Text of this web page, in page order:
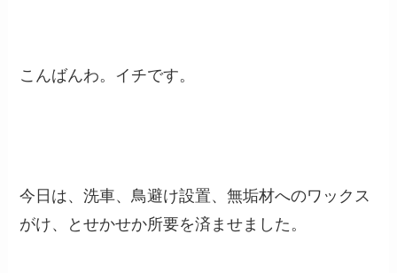
こんばんわ。イチです。
今日は、洗車、鳥避け設置、無垢材へのワックス
がけ、とせかせか所要を済ませました。